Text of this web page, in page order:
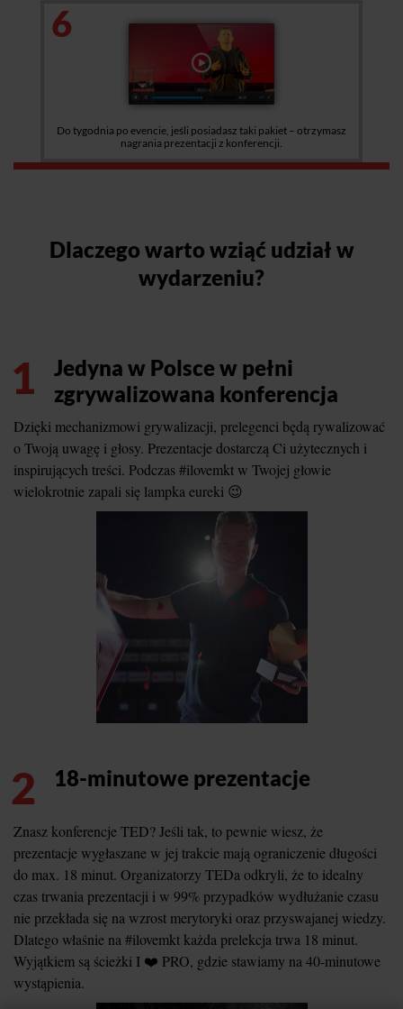
6
Do tygodnia po evencie, jeśli posiadasz taki pakiet – otrzymasz
nagrania prezentacji z konferencji.
Dlaczego warto wziąć udział w
wydarzeniu?
1
Jedyna w Polsce w pełni
zgrywalizowana konferencja
Dzięki mechanizmowi grywalizacji, prelegenci będą rywalizować
o Twoją uwagę i głosy. Prezentacje dostarczą Ci użytecznych i
inspirujących treści. Podczas #ilovemkt w Twojej głowie
wielokrotnie zapali się lampka eureki 😉
2 18-minutowe prezentacje
Znasz konferencje TED? Jeśli tak, to pewnie wiesz, że
prezentacje wygłaszane w jej trakcie mają ograniczenie długości
do max. 18 minut. Organizatorzy TEDa odkryli, że to idealny
czas trwania prezentacji i w 99% przypadków wydłużanie czasu
nie przekłada się na wzrost merytoryki oraz przyswajanej wiedzy.
Dlatego właśnie na #ilovemkt każda prelekcja trwa 18 minut.
Wyjątkiem są ścieżki I ❤️ PRO, gdzie stawiamy na 40-minutowe
wystąpienia.